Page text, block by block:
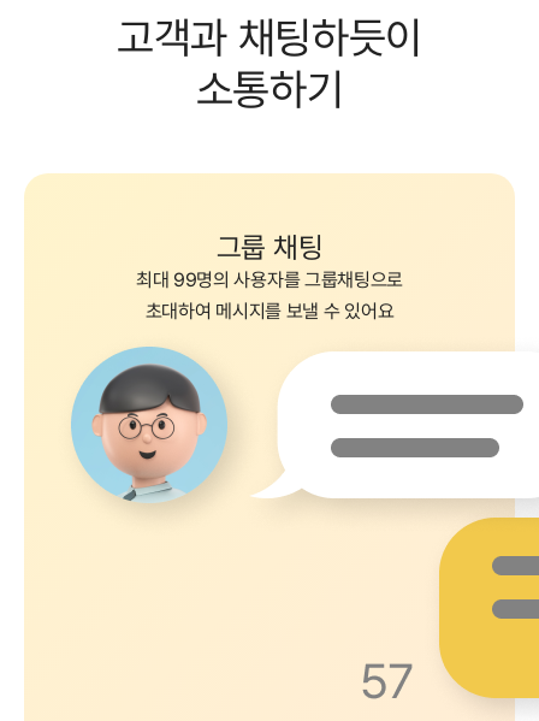
고객과 채팅하듯이
소통하기
그룹 채팅
최대 99명의 사용자를 그룹채팅으로
초대하여 메시지를 보낼 수 있어요